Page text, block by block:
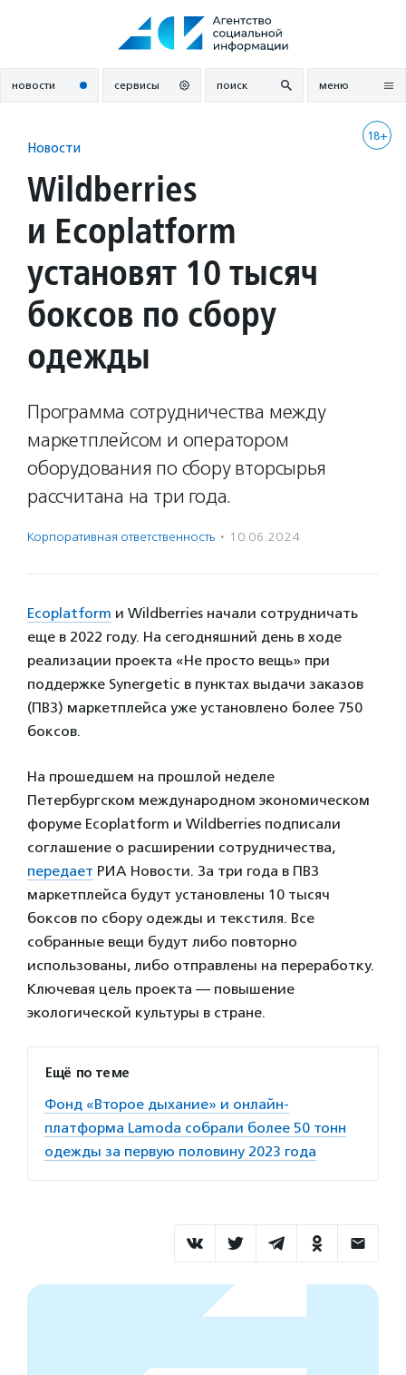
новости сервисы поиск меню
18+
Новости
Wildberries
и Ecoplatform
установят 10 тысяч
боксов по сбору
одежды
Программа сотрудничества между
маркетплейсом и оператором
оборудования по сбору вторсырья
рассчитана на три года.
Корпоративная ответственность · 10.06.2024
Ecoplatform и Wildberries начали сотрудничать
еще в 2022 году. На сегодняшний день в ходе
реализации проекта «Не просто вещь» при
поддержке Synergetic в пунктах выдачи заказов
(ПВЗ) маркетплейса уже установлено более 750
боксов.
На прошедшем на прошлой неделе
Петербургском международном экономическом
форуме Ecoplatform и Wildberries подписали
соглашение о расширении сотрудничества,
передает РИА Новости. За три года в ПВЗ
маркетплейса будут установлены 10 тысяч
боксов по сбору одежды и текстиля. Все
собранные вещи будут либо повторно
использованы, либо отправлены на переработку.
Ключевая цель проекта — повышение
экологической культуры в стране.
Ещё по теме
Фонд «Второе дыхание» и онлайн-
платформа Lamoda собрали более 50 тонн
одежды за первую половину 2023 года